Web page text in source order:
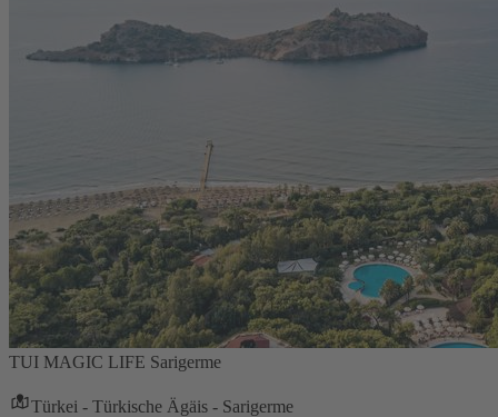
TUI MAGIC LIFE Sarigerme
Türkei - Türkische Ägäis - Sarigerme